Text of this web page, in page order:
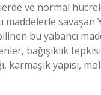
ve normal
maddelerle
bu yabancı
bağışıklık
karmaşık yapısı,